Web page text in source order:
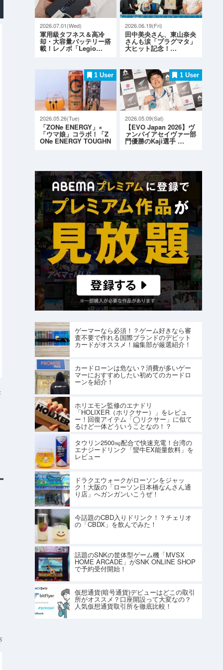
2026.07.01(Wed)
軍用級タフネス＆高冷
却・大容量バッテリー搭
載！レノボ「Legio…
2026.06.19(Fri)
田中美央さん、東山奈央
さんも涙「プラグマタ」
大ヒット記念！…
1 User
2026.05.26(Tue)
「ZONe ENERGY」×
「ウマ娘」コラボ！「Z
ONe ENERGY TOUGHN
1 User
2026.05.09(Sat)
【EVO Japan 2026】ヴ
ァンパイアセイヴァー部
門優勝のKaji選手 …
ゲーマーなら必須！？ゲーム好きなら審
査不要で作れる国際ブランドのデビット
カードがオススメ！編集部が厳選紹介！
カードローンは危ない？消費が多いゲー
マーにおすすめしたい初めてのカードロ
ーンを紹介！
ホリエモン監修のエナドリ
「HOLIXER（ホリクサー）」をレビュ
ー！回復アイテム「◯リクサー」に似て
るけど一体どういうことなの！？
タウリン2500㎎配合で快速充電！台湾の
エナジードリンク「蠻牛EX能量飲料」を
レビュー
ドラクエウォークがローソンをジャッ
ク！大阪の「ローソン日本橋なんさん通
り店」へガンガンいこうぜ！
今話題のCBD入りドリンク！？チェリオ
の「CBDX」を飲んでみた！
話題のSNKの筐体型ゲーム機「MVSX
HOME ARCADE」がSNK ONLINE SHOP
で予約受付開始！
仮想通貨(暗号通貨)デビューはどこの取引
所がオススメ？口座開設って大変なの？
人気仮想通貨取引所を徹底比較！